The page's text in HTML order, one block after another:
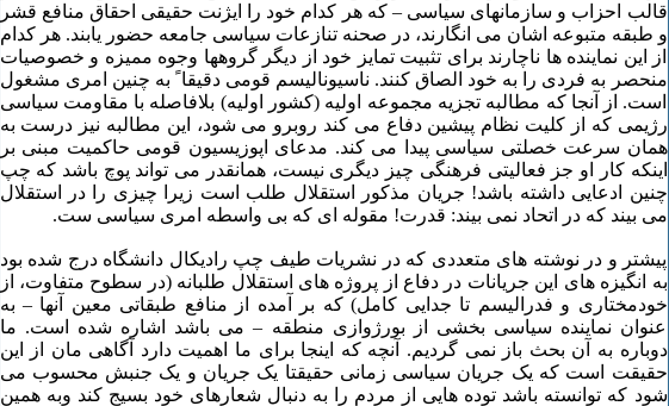
قالب احزاب و سازمانهای سیاسی – که هر کدام خود را ایژنت حقیقی احقاق منافع قشر
و طبقه متبوعه اشان می انگارند، در صحنه تنازعات سیاسی جامعه حضور یابند. هر کدام
از این نماینده ها ناچارند برای تثبیت تمایز خود از دیگر گروهها وجوه ممیزه و خصوصیات
منحصر به فردی را به خود الصاق کنند. ناسیونالیسم قومی دقیقا ً به چنین امری مشغول
است. از آنجا که مطالبه تجزیه مجموعه اولیه (کشور اولیه) بلافاصله با مقاومت سیاسی
رژیمی که از کلیت نظام پیشین دفاع می کند روبرو می شود، این مطالبه نیز درست به
همان سرعت خصلتی سیاسی پیدا می کند. مدعای اپوزیسیون قومی حاکمیت مبنی بر
اینکه کار او جز فعالیتی فرهنگی چیز دیگری نیست، همانقدر می تواند پوچ باشد که چپ
چنین ادعایی داشته باشد! جریان مذکور استقلال طلب است زیرا چیزی را در استقلال
می بیند که در اتحاد نمی بیند: قدرت! مقوله ای که بی واسطه امری سیاسی ست.
پیشتر و در نوشته های متعددی که در نشریات طیف چپ رادیکال دانشگاه درج شده بود
به انگیزه های این جریانات در دفاع از پروژه های استقلال طلبانه (در سطوح متفاوت، از
خودمختاری و فدرالیسم تا جدایی کامل) که بر آمده از منافع طبقاتی معین آنها – به
عنوان نماینده سیاسی بخشی از بورژوازی منطقه – می باشد اشاره شده است. ما
دوباره به آن بحث باز نمی گردیم. آنچه که اینجا برای ما اهمیت دارد آگاهی مان از این
حقیقت است که یک جریان سیاسی زمانی حقیقتا یک جریان و یک جنبش محسوب می
شود که توانسته باشد توده هایی از مردم را به دنبال شعارهای خود بسیج کند وبه همین